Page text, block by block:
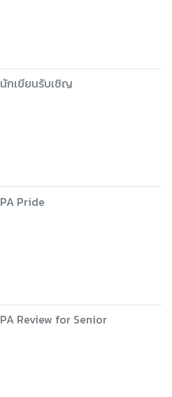
นักเขียนรับเชิญ
PA Pride
PA Review for Senior